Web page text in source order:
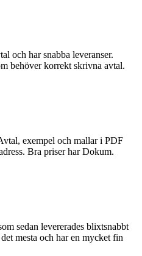
och har snabba leveranser.
behöver korrekt skrivna avtal.
exempel och mallar i PDF
Bra priser har Dokum.
sedan levererades blixtsnabbt
mesta och har en mycket fin